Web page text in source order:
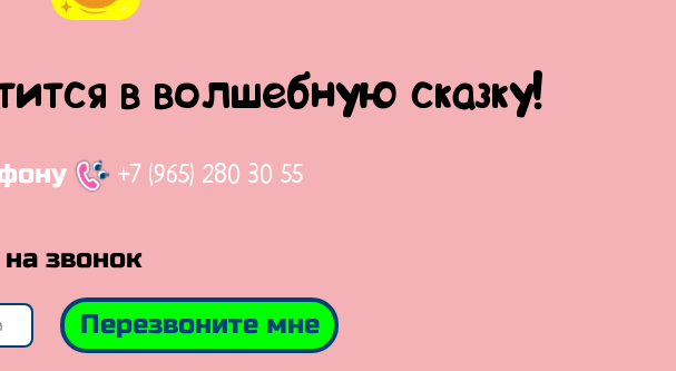
в волшебную сказку!
+7 (965) 280 30 55
звонок
Перезвоните мне